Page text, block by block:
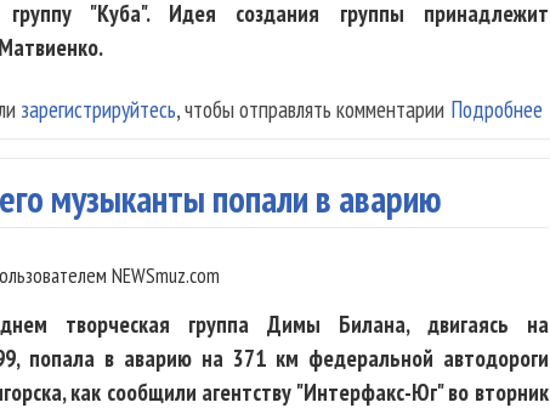
"Куба". Идея создания группы принадлежит
Подробнее
зарегистрируйтесь, чтобы отправлять комментарии
музыканты попали в аварию
NEWSmuz.com
творческая группа Димы Билана, двигаясь на
попала в аварию на 371 км федеральной автодороги
как сообщили агентству "Интерфакс-Юг" во вторник